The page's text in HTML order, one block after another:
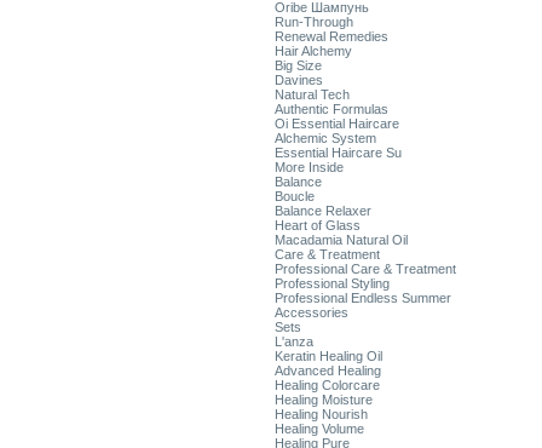
Oribe Шампунь
Run-Through
Renewal Remedies
Hair Alchemy
Big Size
Davines
Natural Tech
Authentic Formulas
Oi Essential Haircare
Alchemic System
Essential Haircare Su
More Inside
Balance
Boucle
Balance Relaxer
Heart of Glass
Macadamia Natural Oil
Care & Treatment
Professional Care & Treatment
Professional Styling
Professional Endless Summer
Accessories
Sets
L'anza
Keratin Healing Oil
Advanced Healing
Healing Colorcare
Healing Moisture
Healing Nourish
Healing Volume
Healing Pure